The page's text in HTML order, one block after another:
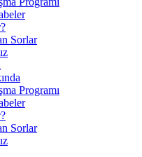
Sorlar
Programı
Sorlar